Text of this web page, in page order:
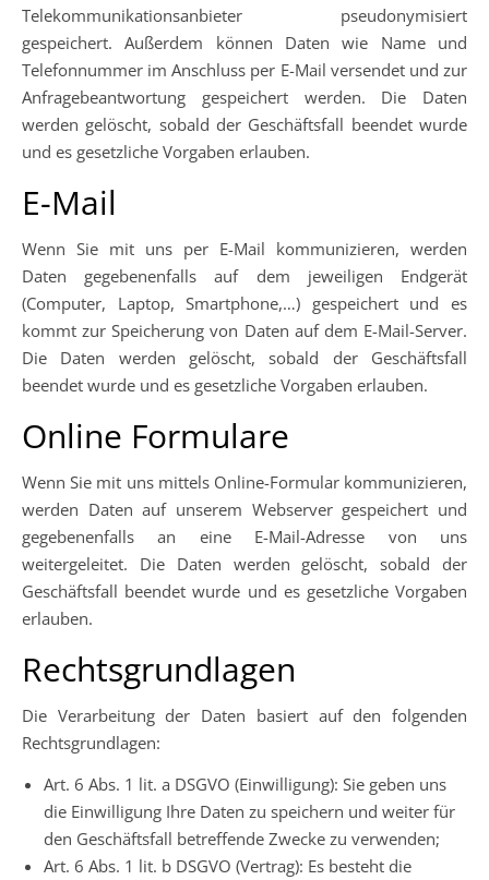
Telekommunikationsanbieter pseudonymisiert
gespeichert. Außerdem können Daten wie Name und
Telefonnummer im Anschluss per E-Mail versendet und zur
Anfragebeantwortung gespeichert werden. Die Daten
werden gelöscht, sobald der Geschäftsfall beendet wurde
und es gesetzliche Vorgaben erlauben.
E-Mail
Wenn Sie mit uns per E-Mail kommunizieren, werden
Daten gegebenenfalls auf dem jeweiligen Endgerät
(Computer, Laptop, Smartphone,…) gespeichert und es
kommt zur Speicherung von Daten auf dem E-Mail-Server.
Die Daten werden gelöscht, sobald der Geschäftsfall
beendet wurde und es gesetzliche Vorgaben erlauben.
Online Formulare
Wenn Sie mit uns mittels Online-Formular kommunizieren,
werden Daten auf unserem Webserver gespeichert und
gegebenenfalls an eine E-Mail-Adresse von uns
weitergeleitet. Die Daten werden gelöscht, sobald der
Geschäftsfall beendet wurde und es gesetzliche Vorgaben
erlauben.
Rechtsgrundlagen
Die Verarbeitung der Daten basiert auf den folgenden
Rechtsgrundlagen:
Art. 6 Abs. 1 lit. a DSGVO (Einwilligung): Sie geben uns
die Einwilligung Ihre Daten zu speichern und weiter für
den Geschäftsfall betreffende Zwecke zu verwenden;
Art. 6 Abs. 1 lit. b DSGVO (Vertrag): Es besteht die